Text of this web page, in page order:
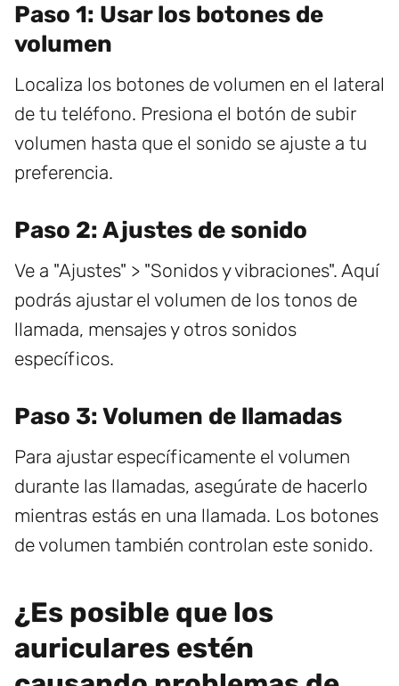
Paso 1: Usar los botones de
volumen
Localiza los botones de volumen en el lateral
de tu teléfono. Presiona el botón de subir
volumen hasta que el sonido se ajuste a tu
preferencia.
Paso 2: Ajustes de sonido
Ve a "Ajustes" > "Sonidos y vibraciones". Aquí
podrás ajustar el volumen de los tonos de
llamada, mensajes y otros sonidos
específicos.
Paso 3: Volumen de llamadas
Para ajustar específicamente el volumen
durante las llamadas, asegúrate de hacerlo
mientras estás en una llamada. Los botones
de volumen también controlan este sonido.
¿Es posible que los
auriculares estén